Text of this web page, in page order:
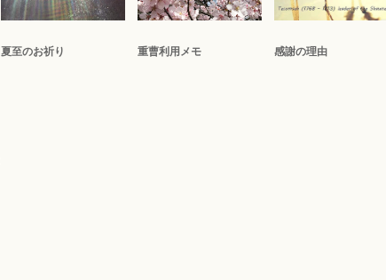
夏至のお祈り 重曹利用メモ 感謝の理由